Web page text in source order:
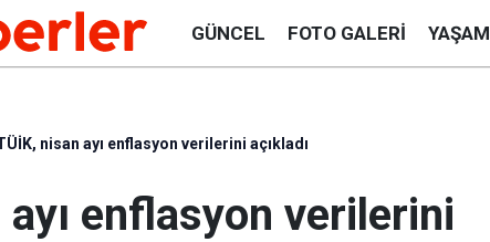
GÜNCEL FOTO GALERI YAŞAM
nisan ayı enflasyon verilerini açıkladı
enflasyon verilerini